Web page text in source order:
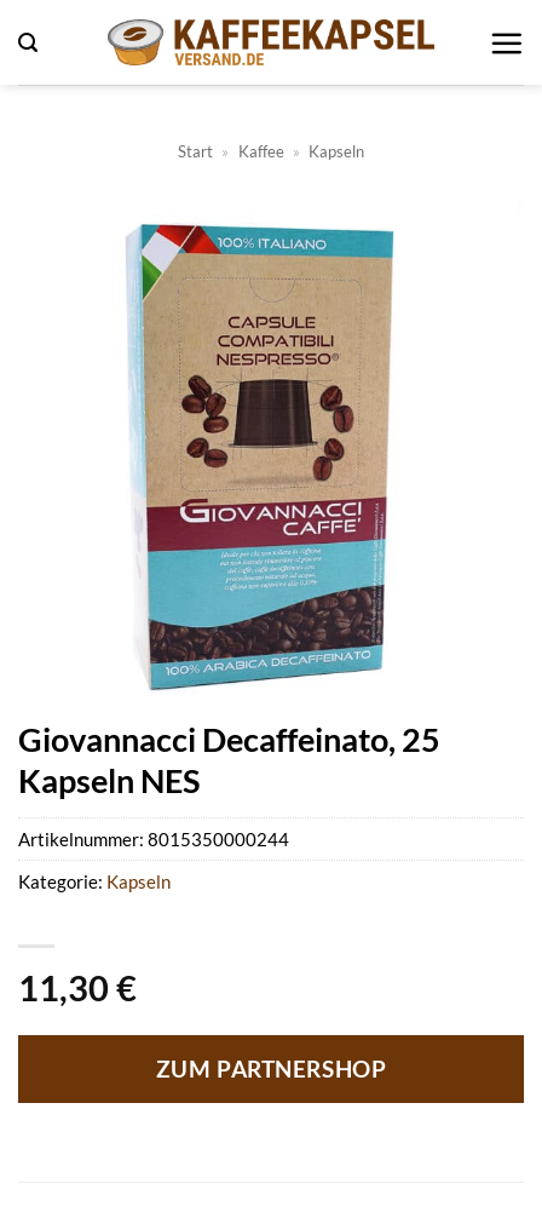
Inhalt
springen
Start » Kaffee » Kapseln
Giovannacci Decaffeinato, 25
Kapseln NES
11,30 €
ZUM PARTNERSHOP
Artikelnummer: 8015350000244
Kategorie: Kapseln